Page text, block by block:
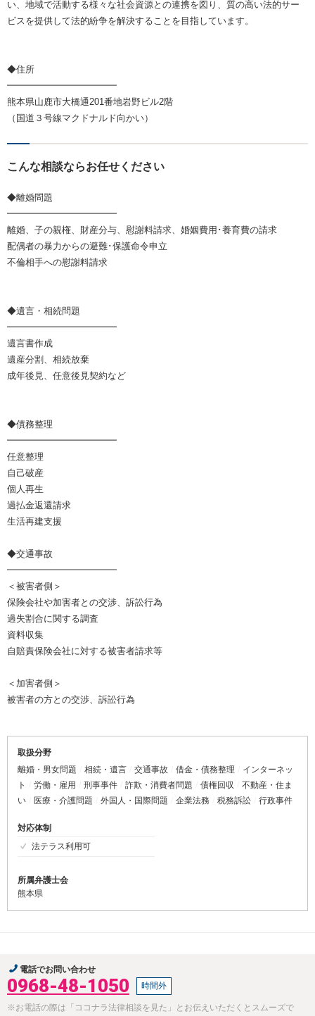
い、地域で活動する様々な社会資源との連携を図り、質の高い法的サー
ビスを提供して法的紛争を解決することを目指しています。
◆住所
━━━━━━━━━━━━
熊本県山鹿市大橋通201番地岩野ビル2階
（国道３号線マクドナルド向かい）
こんな相談ならお任せください
◆離婚問題
━━━━━━━━━━━━
離婚、子の親権、財産分与、慰謝料請求、婚姻費用･養育費の請求
配偶者の暴力からの避難･保護命令申立
不倫相手への慰謝料請求
◆遺言・相続問題
━━━━━━━━━━━━
遺言書作成
遺産分割、相続放棄
成年後見、任意後見契約など
◆債務整理
━━━━━━━━━━━━
任意整理
自己破産
個人再生
過払金返還請求
生活再建支援
◆交通事故
━━━━━━━━━━━━
＜被害者側＞
保険会社や加害者との交渉、訴訟行為
過失割合に関する調査
資料収集
自賠責保険会社に対する被害者請求等
＜加害者側＞
被害者の方との交渉、訴訟行為
取扱分野
離婚・男女問題
相続・遺言 交通事故 借金・債務整理
インターネッ
ト
労働・雇用 刑事事件 詐欺・消費者問題 債権回収
不動産・住ま
い
医療・介護問題 外国人・国際問題 企業法務 税務訴訟 行政事件
対応体制
法テラス利用可
所属弁護士会
熊本県
電話でお問い合わせ
0968-48-1050 時間外
※お電話の際は「ココナラ法律相談を見た」とお伝えいただくとスムーズで